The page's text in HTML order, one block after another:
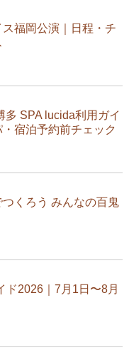
福岡公演｜日程・チ
多 SPA lucida利用ガイ
宿泊予約前チェック
くろう みんなの百鬼
ド2026｜7月1日〜8月